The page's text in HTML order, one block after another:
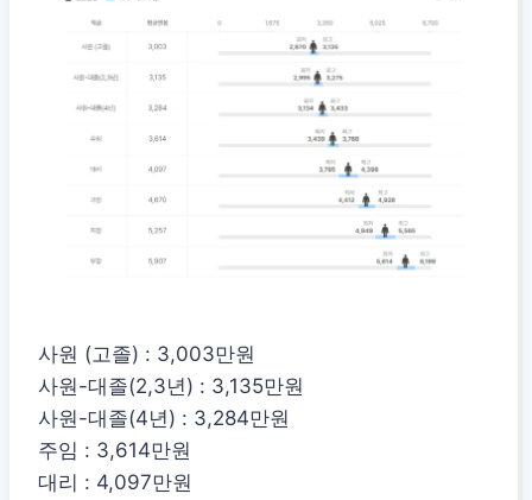
사원 (고졸) : 3,003만원
사원-대졸(2,3년) : 3,135만원
사원-대졸(4년) : 3,284만원
주임 : 3,614만원
대리 : 4,097만원